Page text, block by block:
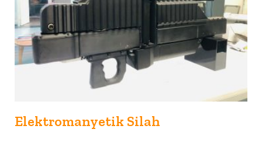
Elektromanyetik Silah